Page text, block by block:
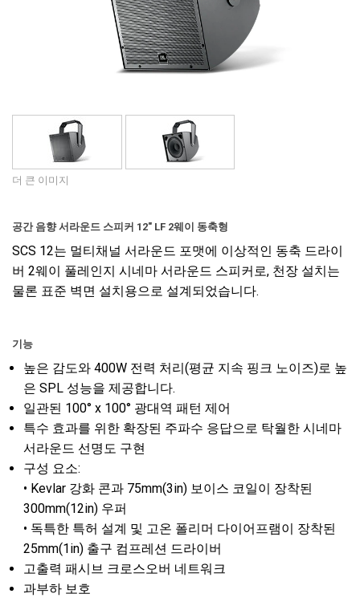
더 큰 이미지
공간 음향 서라운드 스피커 12" LF 2웨이 동축형
SCS 12는 멀티채널 서라운드 포맷에 이상적인 동축 드라이
버 2웨이 풀레인지 시네마 서라운드 스피커로, 천장 설치는
물론 표준 벽면 설치용으로 설계되었습니다.
기능
높은 감도와 400W 전력 처리(평균 지속 핑크 노이즈)로 높
은 SPL 성능을 제공합니다.
일관된 100° x 100° 광대역 패턴 제어
특수 효과를 위한 확장된 주파수 응답으로 탁월한 시네마
서라운드 선명도 구현
구성 요소:
• Kevlar 강화 콘과 75mm(3in) 보이스 코일이 장착된
300mm(12in) 우퍼
• 독특한 특허 설계 및 고온 폴리머 다이어프램이 장착된
25mm(1in) 출구 컴프레션 드라이버
고출력 패시브 크로스오버 네트워크
과부하 보호